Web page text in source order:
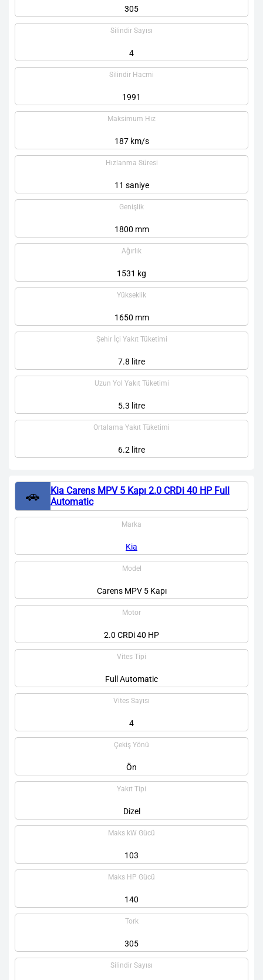
305
Silindir Sayısı
4
Silindir Hacmi
1991
Maksimum Hız
187 km/s
Hızlanma Süresi
11 saniye
Genişlik
1800 mm
Ağırlık
1531 kg
Yükseklik
1650 mm
Şehir İçi Yakıt Tüketimi
7.8 litre
Uzun Yol Yakıt Tüketimi
5.3 litre
Ortalama Yakıt Tüketimi
6.2 litre
🚗
Kia Carens MPV 5 Kapı 2.0 CRDi 40 HP Full
Automatic
Marka
Kia
Model
Carens MPV 5 Kapı
Motor
2.0 CRDi 40 HP
Vites Tipi
Full Automatic
Vites Sayısı
4
Çekiş Yönü
Ön
Yakıt Tipi
Dizel
Maks kW Gücü
103
Maks HP Gücü
140
Tork
305
Silindir Sayısı